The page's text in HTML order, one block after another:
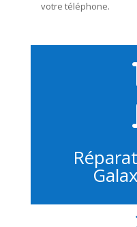
votre téléphone.